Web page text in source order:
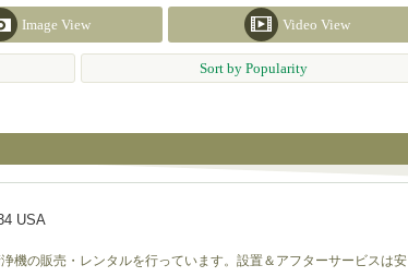
Image View Video View
Sort by Popularity
USA
機の販売・レンタルを行っています。設置＆アフターサービスは安